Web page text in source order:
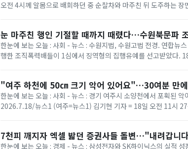
오전 4시께 알몸으로 배회하던 중 순찰차와 마주친 뒤 도주하는
눈 마주친 행인 기절할 때까지 때렸다…수원북문파
한눈에 보는 오늘 : 사회 - 뉴스 : 수원지법, 수원고법 전경. 연합뉴
행한 조직폭력배들이 1심에서 징역형의 집행유예를 선고받았다.
"여주 하천에 50㎝ 크기 악어 있어요"…30여분 만
한눈에 보는 오늘 : 사회 - 뉴스 : 경기 여주시 소양천에서 포획된
2026.7.18/뉴스1 (여주=뉴스1) 김기현 기자 = 18일 오전 11시
7천피 깨지자 엑셀 밟던 증권사들 돌변…"내려갑니
한눈에 보는 오늘 : 경제 - 뉴스 : 삼성전자와 SK하이닉스의 실적